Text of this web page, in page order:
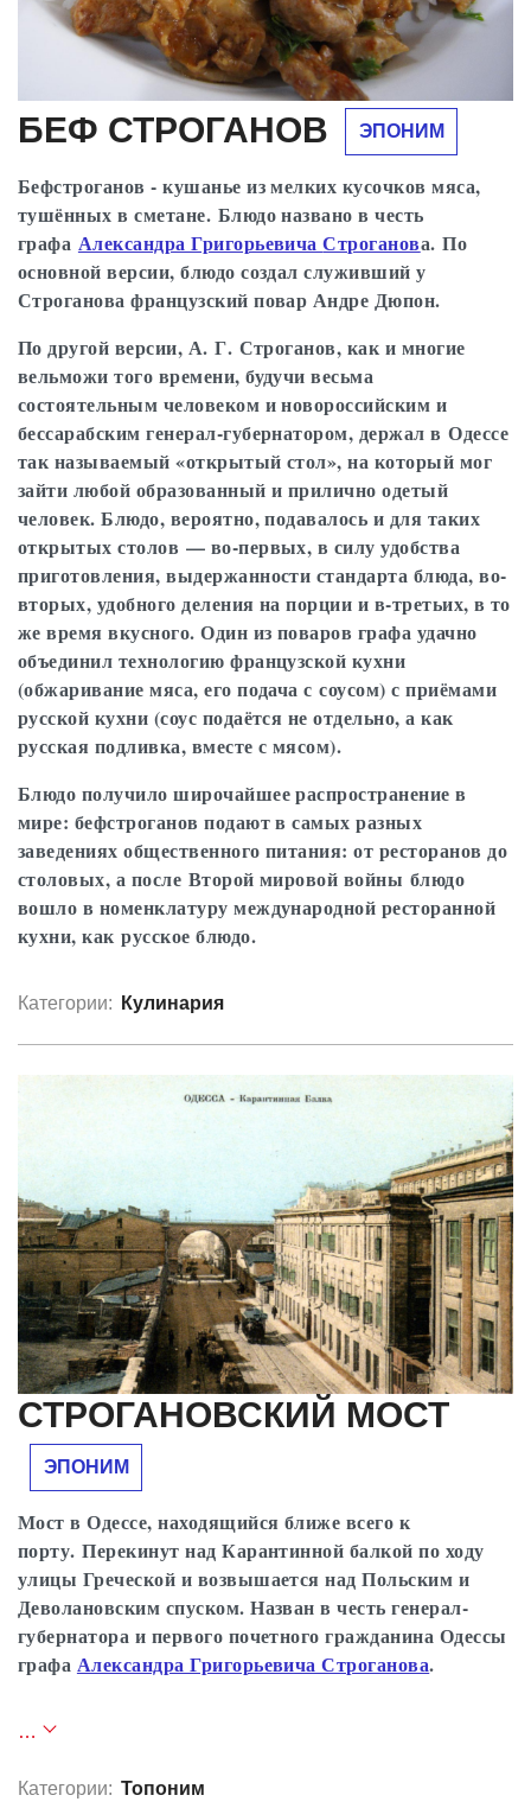
внутренних дел.
В 1841—1842 годах жил в Париже, где изучал
различные науки вСорбонне, прежде всего,
анатомию, а также теорию государственного
управления, организацию сберегательных
банков, промышленности и железнодорожного
сообщения. Вернувшись в Россию, служил в
военном ведомстве в должности инспектора
запасной артиллерии (1844—1855).
В 1855 – 1862 годах был новороссийским и
бессарабским генерал-губернатором.
Завещал личную библиотеку Новороссийскому
университету в Одессе, который был создан
также при его участии.
Скончался 14 августа 1891 года в Одессе, и был
похоронен на Старом городском кладбище.
БЕФ СТРОГАНОВ ЭПОНИМ
Бефстроганов - кушанье из мелких кусочков мяса,
тушённых в сметане. Блюдо названо в честь
графа Александра ГригорьевичаСтроганова. По
основной версии, блюдо создал служивший у
Строганова французский повар Андре Дюпон.
По другой версии, А. Г. Строганов, как и многие
вельможи того времени, будучи весьма
состоятельным человеком и новороссийским и
бессарабским генерал-губернатором, держал в Одессе
так называемый «открытый стол», на который мог
зайти любой образованный и прилично одетый
человек. Блюдо, вероятно, подавалось и для таких
открытых столов — во-первых, в силу удобства
приготовления, выдержанности стандарта блюда, во-
вторых, удобного деления на порции и в-третьих, в то
же время вкусного. Один из поваров графа удачно
объединил технологию французской кухни
(обжаривание мяса, его подача с соусом) с приёмами
русской кухни (соус подаётся не отдельно, а как
русская подливка, вместе с мясом).
Блюдо получило широчайшее распространение в
мире: бефстроганов подают в самых разных
заведениях общественного питания: от ресторанов до
столовых, а после Второй мировой войны блюдо
вошло в номенклатуру международной ресторанной
кухни, как русское блюдо.
Категории: Кулинария
СТРОГАНОВСКИЙ МОСТ
ЭПОНИМ
Мост в Одессе, находящийся ближе всего к
порту. Перекинут над Карантинной балкой по ходу
улицы Греческой и возвышается над Польским и
Деволановским спуском. Назван в честь генерал-
губернатора и первого почетного гражданина Одессы
графа Александра Григорьевича Строганова.
несколько балок (больших оврагов),
через балки перебрасывались мосты.
…
Категории: Топоним